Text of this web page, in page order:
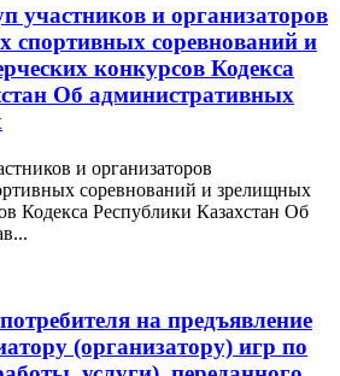
участников и организаторов
спортивных соревнований и
конкурсов Кодекса
Об административных
и организаторов
соревнований и зрелищных
Кодекса Республики Казахстан Об
на предъявление
(организатору) игр по